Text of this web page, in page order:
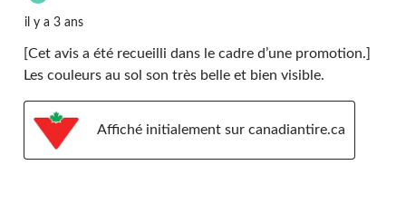
il y a 3 ans
[Cet avis a été recueilli dans le cadre d’une promotion.]
Les couleurs au sol son très belle et bien visible.
Affiché initialement sur canadiantire.ca